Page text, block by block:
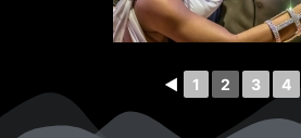
◄ 1 2 3 4